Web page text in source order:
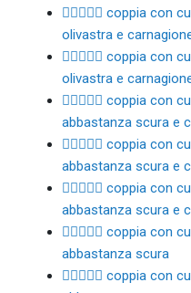
👩🏽‍❤️‍👨🏾 coppia con
olivastra e
👩🏽‍❤️‍👨🏿 coppia con
olivastra e
👩🏾‍❤️‍👨🏻 coppia con
abbastanza scura e
👩🏾‍❤️‍👨🏼 coppia con
abbastanza scura e
👩🏾‍❤️‍👨🏽 coppia con
abbastanza scura e
👩🏾‍❤️‍👨🏾 coppia con
abbastanza scura
👩🏾‍❤️‍👨🏿 coppia con